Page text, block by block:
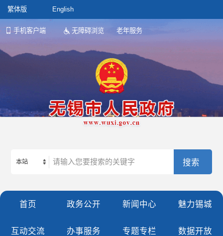
繁体版 English
手机客户端 无障碍浏览 老年服务
本站
首页 政务公开 新闻中心 魅力锡城
互动交流 办事服务 专题专栏 数据开放